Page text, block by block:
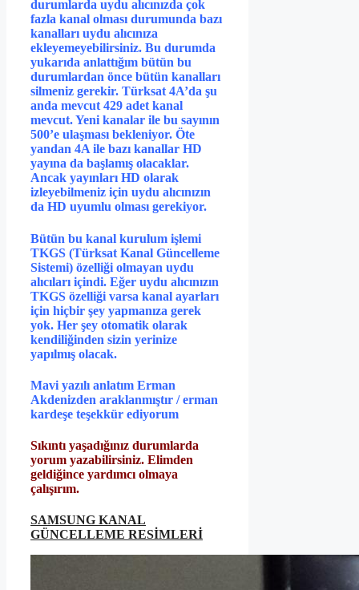
durumlarda uydu alıcınızda çok
fazla kanal olması durumunda bazı
kanalları uydu alıcınıza
ekleyemeyebilirsiniz. Bu durumda
yukarıda anlattığım bütün bu
durumlardan önce bütün kanalları
silmeniz gerekir. Türksat 4A’da şu
anda mevcut 429 adet kanal
mevcut. Yeni kanalar ile bu sayının
500’e ulaşması bekleniyor. Öte
yandan 4A ile bazı kanallar HD
yayına da başlamış olacaklar.
Ancak yayınları HD olarak
izleyebilmeniz için uydu alıcınızın
da HD uyumlu olması gerekiyor.
Bütün bu kanal kurulum işlemi
TKGS (Türksat Kanal Güncelleme
Sistemi) özelliği olmayan uydu
alıcıları içindi. Eğer uydu alıcınızın
TKGS özelliği varsa kanal ayarları
için hiçbir şey yapmanıza gerek
yok. Her şey otomatik olarak
kendiliğinden sizin yerinize
yapılmış olacak.
Mavi yazılı anlatım Erman
Akdenizden araklanmıştır / erman
kardeşe teşekkür ediyorum
Sıkıntı yaşadığınız durumlarda
yorum yazabilirsiniz. Elimden
geldiğince yardımcı olmaya
çalışırım.
SAMSUNG KANAL
GÜNCELLEME RESİMLERİ